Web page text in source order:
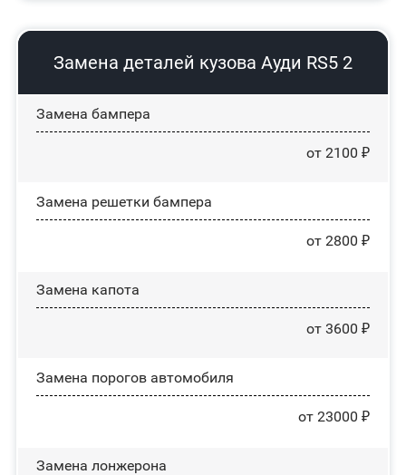
Замена деталей кузова Ауди RS5 2
Замена бампера
от 2100 ₽
Замена решетки бампера
от 2800 ₽
Замена капота
от 3600 ₽
Замена порогов автомобиля
от 23000 ₽
Замена лонжерона